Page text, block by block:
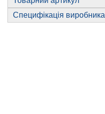
Специфікація виробника